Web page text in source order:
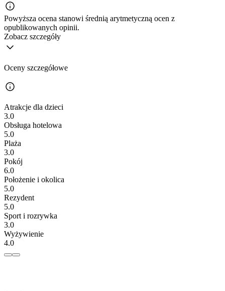
Powyższa ocena stanowi średnią arytmetyczną ocen z
opublikowanych opinii.
Zobacz szczegóły
Oceny szczegółowe
Atrakcje dla dzieci
3.0
Obsługa hotelowa
5.0
Plaża
3.0
Pokój
6.0
Położenie i okolica
5.0
Rezydent
5.0
Sport i rozrywka
3.0
Wyżywienie
4.0